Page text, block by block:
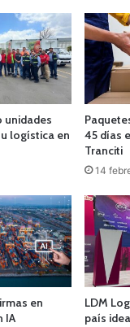
unidades
logística en
45 días
Tranciti
14
en
IA
LDM
país